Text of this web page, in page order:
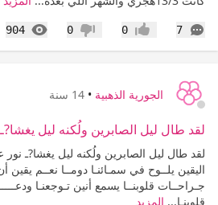
7
التعليقات إعجاب0 عدم إعجاب
0
904
الجورية الذهبية • 14 سنة
لقد طال ليل الصابرين ولُكنه ليل
لقد طال ليل الصابرين ولُكنه ليل يغشا?ـ
اليقين يلــوح في سمـائنـا دومــا نعــم يقين
جـراحــات قلوبنــا يسمع أنين تـوجعنـا
قلوبنـا... المزيد